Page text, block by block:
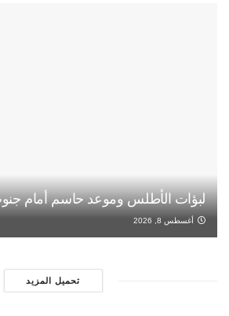
لبؤات الأطلس وموعد حاسم أمام
أغسطس 8, 2026
تحميل المزيد